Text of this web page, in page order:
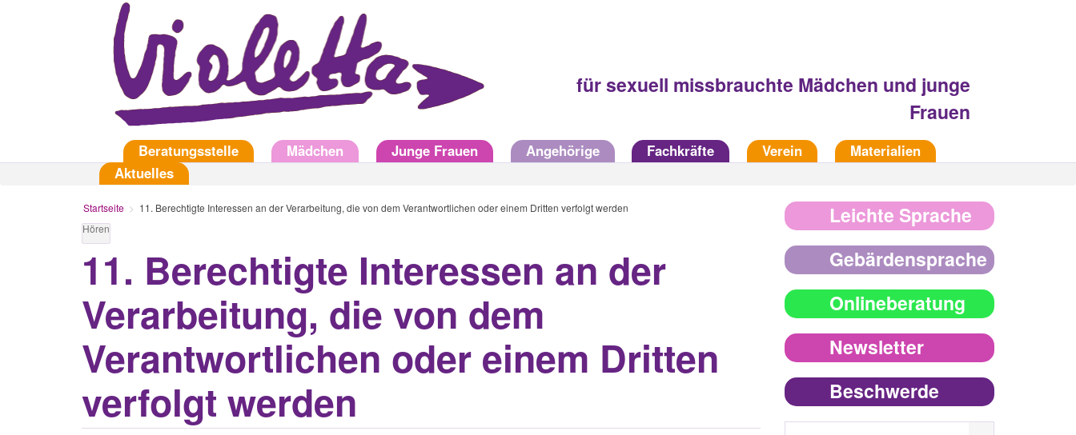
für sexuell missbrauchte Mädchen und junge
Frauen
StartseiteBeratungsstelle Mädchen Junge Frauen Angehörige Fachkräfte Verein
Materialien
Aktuelles
Startseite 11. Berechtigte Interessen an der Verarbeitung, die von dem Verantwortlichen oder einem Dritten verfolgt werden
Hören
11. Berechtigte Interessen an der
Verarbeitung, die von dem
Verantwortlichen oder einem Dritten
verfolgt werden
Leichte Sprache
Gebärdensprache
Onlineberatung
Newsletter
Beschwerde